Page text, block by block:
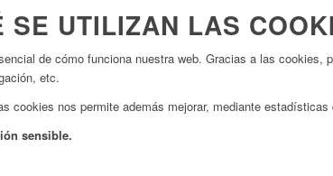
SE UTILIZAN LAS
de cómo funciona nuestra web. Gracias a las cookies,
etc.
cookies nos permite además mejorar, mediante
sensible.